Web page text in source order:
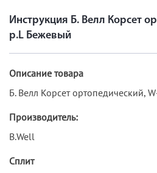
Инструкция Б. Велл Корсет
р.L Бежевый
Описание товара
Б. Велл Корсет ортопедический,
Производитель:
B.Well
Сплит